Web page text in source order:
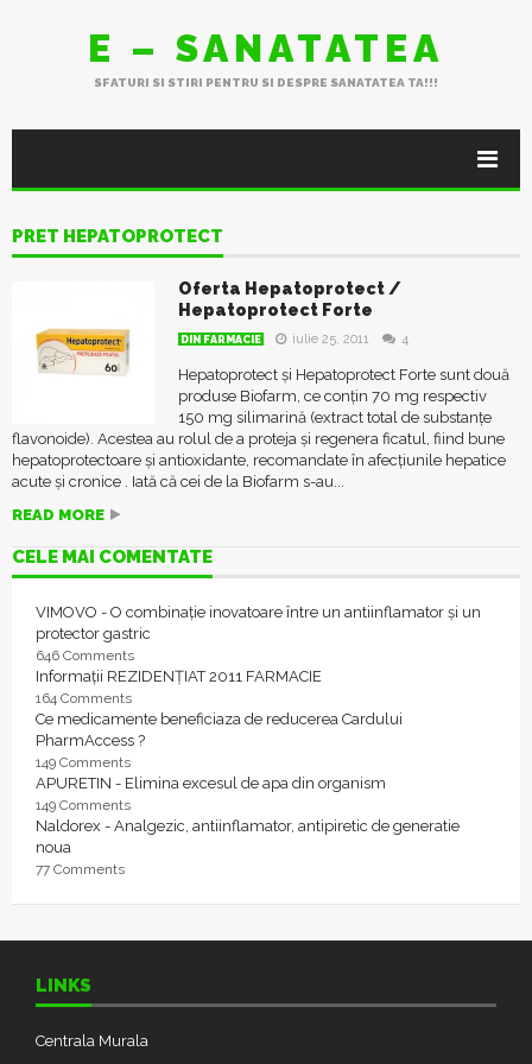
E – SANATATEA
SFATURI SI STIRI PENTRU SI DESPRE SANATATEA TA!!!
PRET HEPATOPROTECT
Oferta Hepatoprotect /
Hepatoprotect Forte
DIN FARMACIE iulie 25, 2011 4
Hepatoprotect și Hepatoprotect Forte sunt două
produse Biofarm, ce conțin 70 mg respectiv
150 mg silimarină (extract total de substanțe
flavonoide). Acestea au rolul de a proteja și regenera ficatul, fiind bune
hepatoprotectoare și antioxidante, recomandate în afecțiunile hepatice
acute și cronice . Iată că cei de la Biofarm s-au...
READ MORE
CELE MAI COMENTATE
VIMOVO - O combinație inovatoare între un antiinflamator și un
protector gastric
646 Comments
Informații REZIDENȚIAT 2011 FARMACIE
164 Comments
Ce medicamente beneficiaza de reducerea Cardului
PharmAccess ?
149 Comments
APURETIN - Elimina excesul de apa din organism
149 Comments
Naldorex - Analgezic, antiinflamator, antipiretic de generatie
noua
77 Comments
LINKS
Centrala Murala